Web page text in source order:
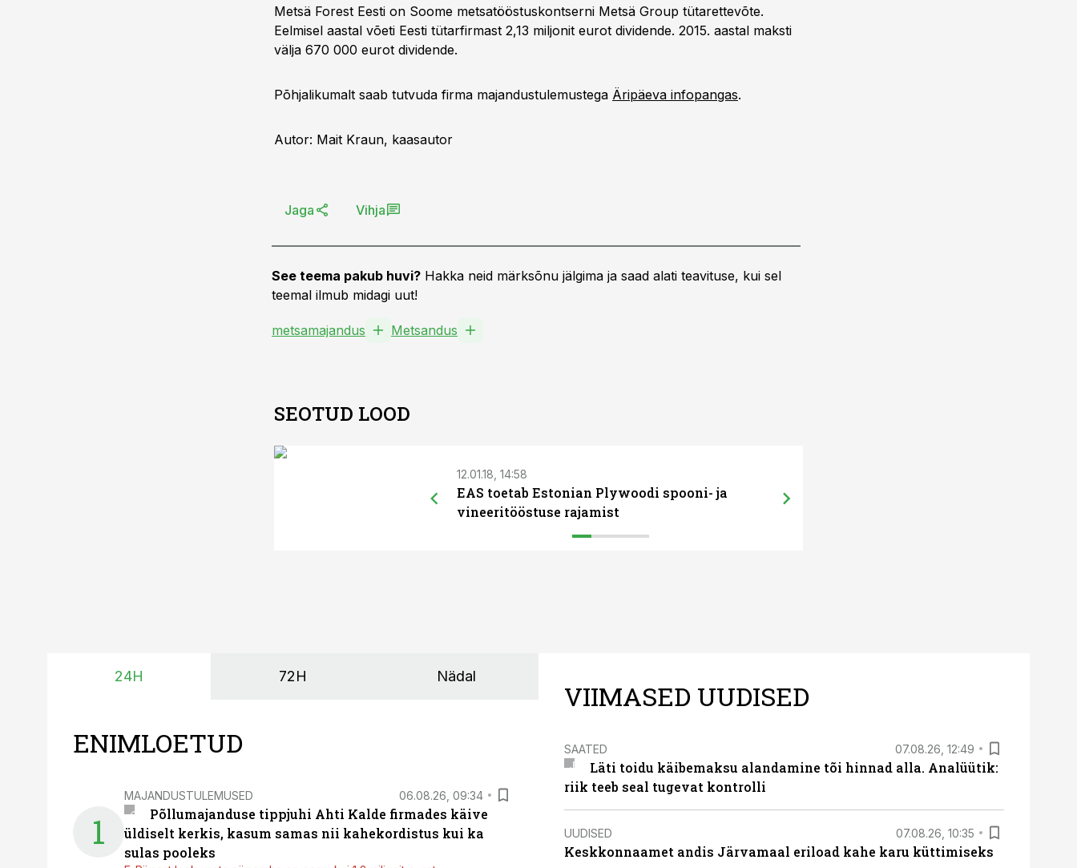
Metsä Forest Eesti on Soome metsatööstuskontserni Metsä Group tütarettevõte.
Eelmisel aastal võeti Eesti tütarfirmast 2,13 miljonit eurot dividende. 2015. aastal maksti
välja 670 000 eurot dividende.
Põhjalikumalt saab tutvuda firma majandustulemustega Äripäeva infopangas.
Autor: Mait Kraun, kaasautor
Jaga Vihja
See teema pakub huvi? Hakka neid märksõnu jälgima ja saad alati teavituse, kui sel
teemal ilmub midagi uut!
metsamajandus Metsandus
SEOTUD LOOD
12.01.18, 14:58
EAS toetab Estonian Plywoodi spooni- ja
vineeritööstuse rajamist
24H 72H Nädal
ENIMLOETUD
1
MAJANDUSTULEMUSED 06.08.26, 09:34
Põllumajanduse tippjuhi Ahti Kalde firmades käive
üldiselt kerkis, kasum samas nii kahekordistus kui ka
sulas pooleks
VIIMASED UUDISED
SAATED 07.08.26, 12:49
Läti toidu käibemaksu alandamine tõi hinnad alla. Analüütik:
riik teeb seal tugevat kontrolli
UUDISED 07.08.26, 10:35
Keskkonnaamet andis Järvamaal eriload kahe karu küttimiseks